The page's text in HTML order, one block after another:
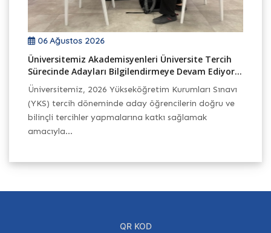
06 Ağustos 2026
Üniversitemiz Akademisyenleri Üniversite Tercih
Sürecinde Adayları Bilgilendirmeye Devam Ediyor...
Üniversitemiz, 2026 Yükseköğretim Kurumları Sınavı
(YKS) tercih döneminde aday öğrencilerin doğru ve
bilinçli tercihler yapmalarına katkı sağlamak
amacıyla...
QR KOD